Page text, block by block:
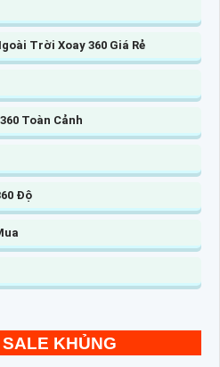
Trời Xoay 360 Giá Rẻ
Toàn Cảnh
Độ
KHỦNG